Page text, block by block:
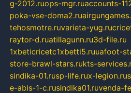
g-2012.ruops-mgr.ruaccounts-
poka-vse-doma2.ru
tehosmotre.ruvarieta-yug.ru
raytor-d.ruatillagunn.ru3d-file.ru
1xbeticricetc1xbetti5.ruuafoot-
store-brawl-stars.rukts-
sindika-01.rusp-life.rux-legion.ru
e-abis-1-c.rusindika01.ruvenda-